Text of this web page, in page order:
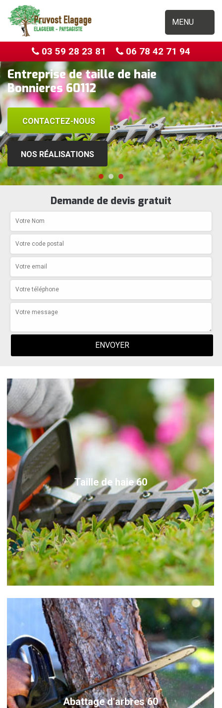
MENU
03 59 28 23 81 06 78 42 71 94
Entreprise de taille de haie
Bonnieres 60112
CONTACTEZ-NOUS
NOS RÉALISATIONS
Demande de devis gratuit
Taille de haie 60
Abattage d'arbres 60